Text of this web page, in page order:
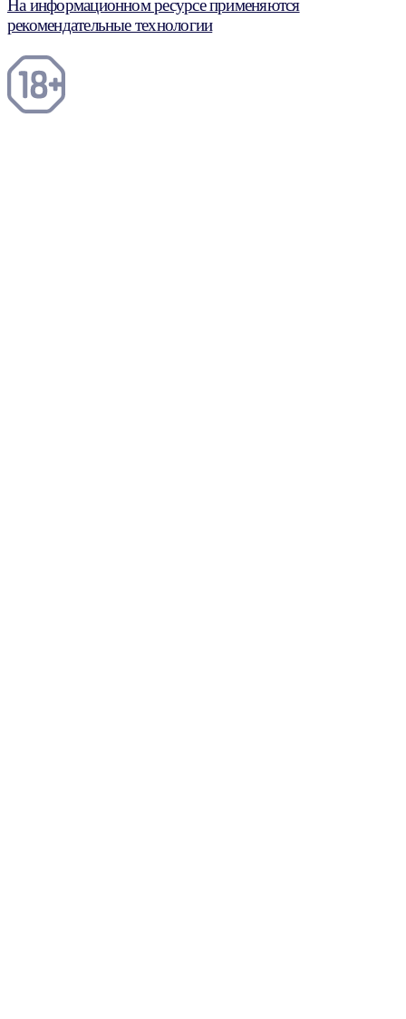
На информационном ресурсе применяются
рекомендательные технологии